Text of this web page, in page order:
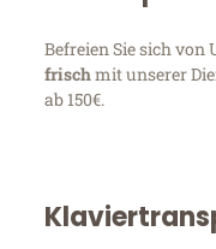
Befreien Sie sich von
frischmit unserer
ab 150€.